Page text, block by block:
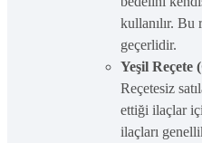
kullanılır. Bu
geçerlidir.
Yeşil Reçete
Reçetesiz
ettiği ilaçlar
ilaçları